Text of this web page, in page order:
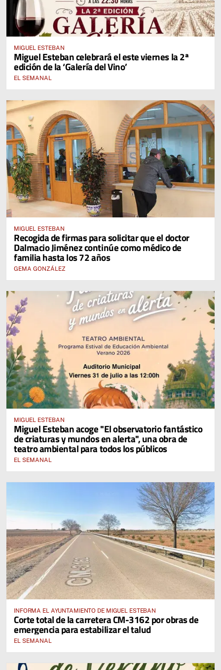
MIGUEL ESTEBAN
Miguel Esteban celebrará el este viernes la 2ª
edición de la ‘Galería del Vino’
EL SEMANAL
MIGUEL ESTEBAN
Recogida de firmas para solicitar que el doctor
Dalmacio Jiménez continúe como médico de
familia hasta los 72 años
GEMA GONZÁLEZ
MIGUEL ESTEBAN
Miguel Esteban acoge "El observatorio fantástico
de criaturas y mundos en alerta", una obra de
teatro ambiental para todos los públicos
EL SEMANAL
INFORMA EL AYUNTAMIENTO DE MIGUEL ESTEBAN
Corte total de la carretera CM-3162 por obras de
emergencia para estabilizar el talud
EL SEMANAL